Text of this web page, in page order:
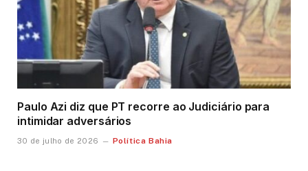
Paulo Azi diz que PT recorre ao Judiciário para
intimidar adversários
30 de julho de 2026 Política Bahia